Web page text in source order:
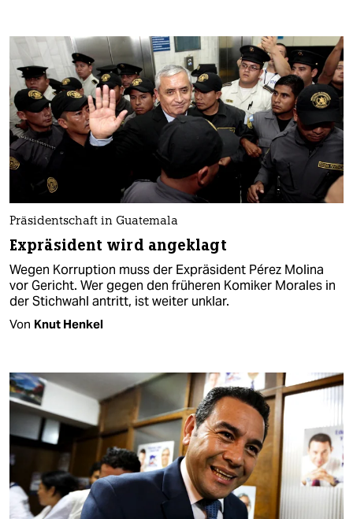
Präsidentschaft in Guatemala
Expräsident wird angeklagt
Wegen Korruption muss der Expräsident Pérez Molina
vor Gericht. Wer gegen den früheren Komiker Morales in
der Stichwahl antritt, ist weiter unklar.
Von Knut Henkel